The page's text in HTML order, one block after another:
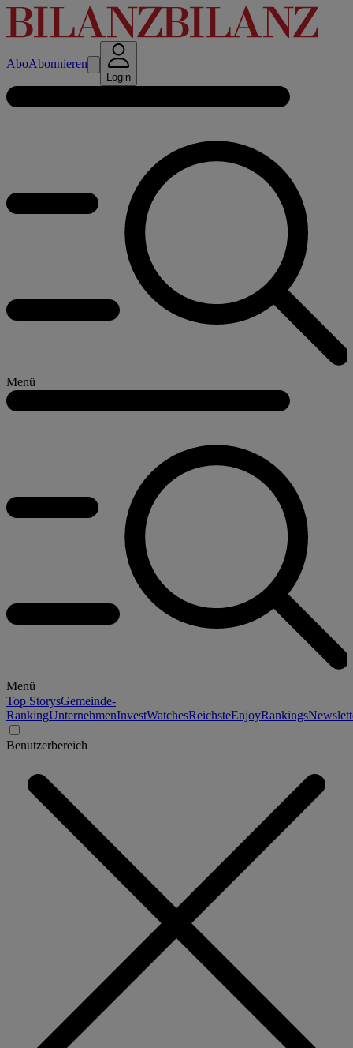
AboAbonnieren
Login
Menü
Menü
Top StorysGemeinde-
RankingUnternehmenInvestWatchesReichsteEnjoyRankings
Benutzerbereich